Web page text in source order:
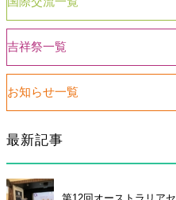
個人情報保護について
吉祥祭一覧
お知らせ一覧
最新記事